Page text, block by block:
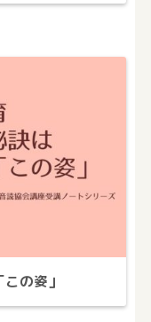
の姿」